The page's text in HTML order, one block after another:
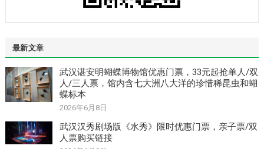
最新文章
武汉谌安明蝴蝶博物馆优惠门票，33元起抢单人/双
人/三人票，馆内含七大洲八大洋的珍惜稀昆虫和蝴
蝶标本
2026年6月8日
武汉汉秀剧场版《水秀》限时优惠门票，亲子票/双
人票购买链接